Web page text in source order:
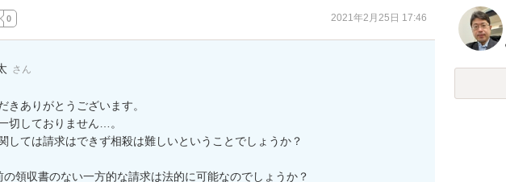
0 2021年2月25日 17:46
さん
きありがとうございます。
切しておりません…。
しては請求はできず相殺は難しいということでしょうか？
の領収書のない一方的な請求は法的に可能なのでしょうか？